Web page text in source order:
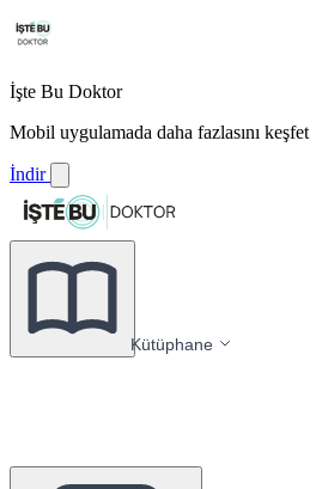
İşte Bu Doktor
Mobil uygulamada daha fazlasını keşfet
İndir
Kütüphane